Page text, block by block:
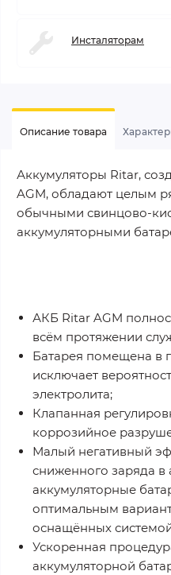
Инсталяторам
Описание товара
Аккумуляторы Ritar,
AGM, обладают целым
обычными свинцово-
аккумуляторными
АКБ Ritar AGM
всём протяжении
Батарея помещена в
исключает
электролита;
Клапанная
коррозийное
Малый негативный
сниженного заряда в
аккумуляторные
оптимальным
оснащённых
Ускоренная
аккумуляторной